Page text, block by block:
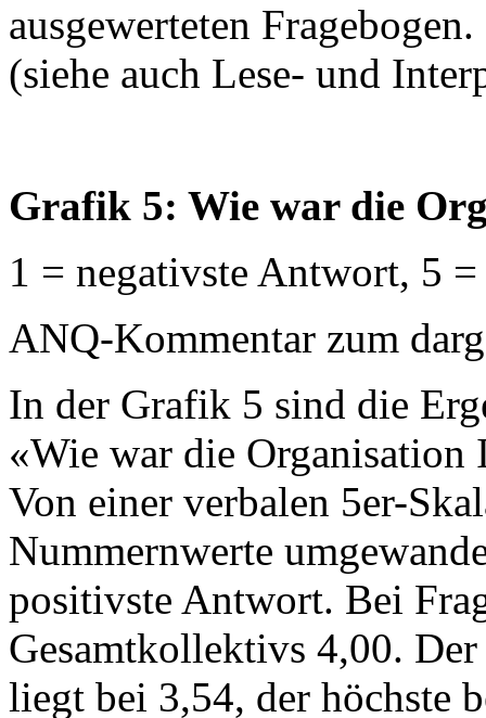
ausgewerteten Fragebogen.
(siehe auch Lese- und
Grafik 5: Wie war die
1 = negativste Antwort, 5
ANQ-Kommentar zum
In der Grafik 5 sind die
«Wie war die Organisation
Von einer verbalen 5er-
Nummernwerte
positivste Antwort. Bei
Gesamtkollektivs 4,00.
liegt bei 3,54, der höchste